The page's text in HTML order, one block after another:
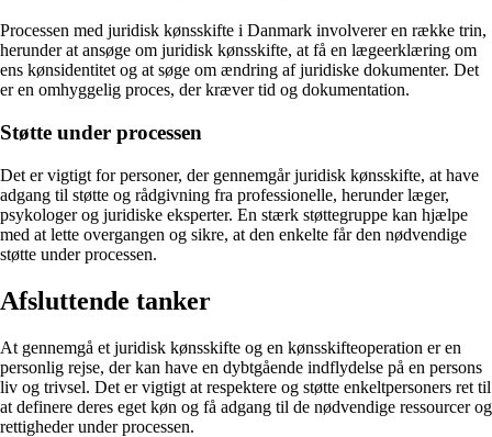
Processen med juridisk kønsskifte i Danmark involverer en række trin,
herunder at ansøge om juridisk kønsskifte, at få en lægeerklæring om
ens kønsidentitet og at søge om ændring af juridiske dokumenter. Det
er en omhyggelig proces, der kræver tid og dokumentation.
Støtte under processen
Det er vigtigt for personer, der gennemgår juridisk kønsskifte, at have
adgang til støtte og rådgivning fra professionelle, herunder læger,
psykologer og juridiske eksperter. En stærk støttegruppe kan hjælpe
med at lette overgangen og sikre, at den enkelte får den nødvendige
støtte under processen.
Afsluttende tanker
At gennemgå et juridisk kønsskifte og en kønsskifteoperation er en
personlig rejse, der kan have en dybtgående indflydelse på en persons
liv og trivsel. Det er vigtigt at respektere og støtte enkeltpersoners ret til
at definere deres eget køn og få adgang til de nødvendige ressourcer og
rettigheder under processen.